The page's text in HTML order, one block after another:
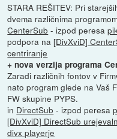
STARA REŠITEV: Pri
dvema različnima
CenterSub - izpod peresa
podpora na[DivXviD]
centriranje
+ nova verzija programa
Zaradi različnih fontov v
nato program glede na Vaš
FW skupine PYPS.
in DirectSub - izpod peresa
[DivXviD] DirectSub
divx playerje